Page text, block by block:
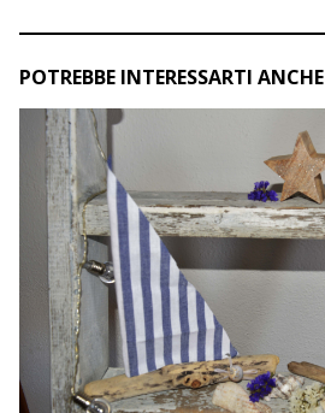
POTREBBE INTERESSARTI ANCHE